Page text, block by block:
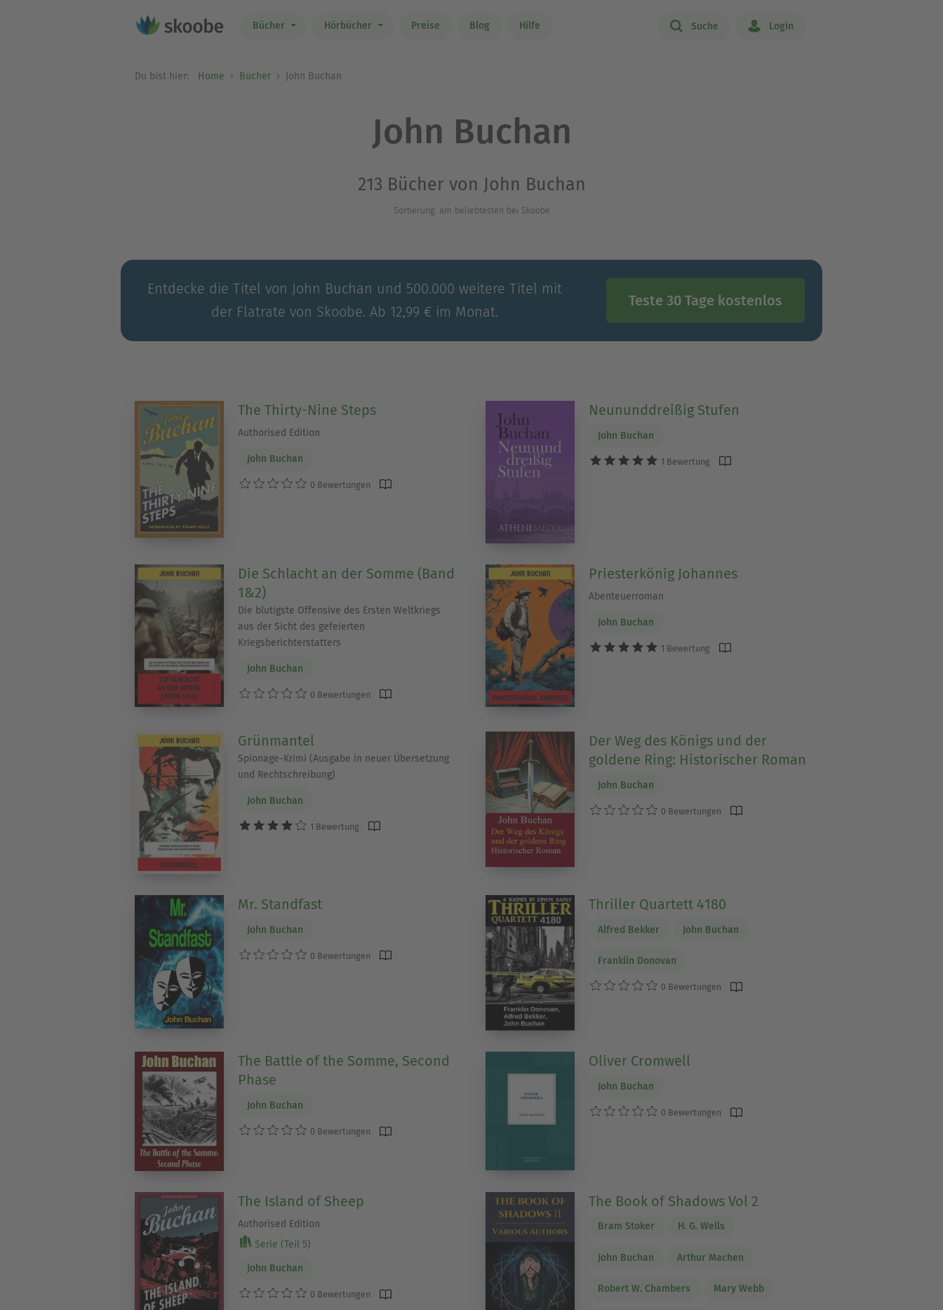
Bücher Hörbücher Preise Blog Hilfe Suche Login
Du bist hier: Home Bücher John Buchan
John Buchan
213 Bücher von John Buchan
Sortierung: am beliebtesten bei Skoobe
Entdecke die Titel von John Buchan und 500.000 weitere Titel mit
der Flatrate von Skoobe. Ab 12,99 € im Monat.
Teste 30 Tage kostenlos
The Thirty-Nine Steps
Authorised Edition
John Buchan
0 Bewertungen
Neununddreißig Stufen
John Buchan
1 Bewertung
Die Schlacht an der Somme (Band
1&2)
Die blutigste Offensive des Ersten Weltkriegs
aus der Sicht des gefeierten
Kriegsberichterstatters
John Buchan
0 Bewertungen
Priesterkönig Johannes
Abenteuerroman
John Buchan
1 Bewertung
Grünmantel
Spionage-Krimi (Ausgabe in neuer Übersetzung
und Rechtschreibung)
John Buchan
1 Bewertung
Der Weg des Königs und der
goldene Ring: Historischer Roman
John Buchan
0 Bewertungen
Mr. Standfast
John Buchan
0 Bewertungen
Thriller Quartett 4180
Alfred Bekker John Buchan
Franklin Donovan
0 Bewertungen
The Battle of the Somme, Second
Phase
John Buchan
0 Bewertungen
Oliver Cromwell
John Buchan
0 Bewertungen
The Island of Sheep
Authorised Edition
Serie (Teil 5)
John Buchan
0 Bewertungen
The Book of Shadows Vol 2
Bram Stoker H. G. Wells
John Buchan Arthur Machen
Robert W. Chambers Mary Webb